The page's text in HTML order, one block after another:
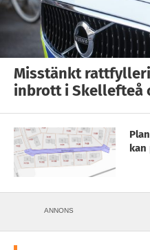
Misstänkt
inbrott i Skellefteå
kan
ANNONS